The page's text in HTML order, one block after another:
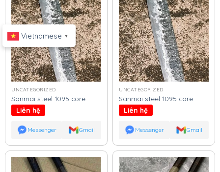
UNCATEGORIZED
Sanmai steel 1095 core
Liên hệ
Messenger Gmail
UNCATEGORIZED
Sanmai steel 1095 core
Liên hệ
Messenger Gmail
Vietnamese ▼